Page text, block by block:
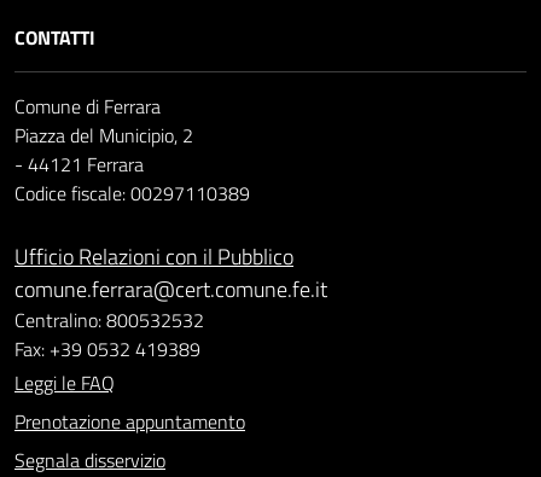
CONTATTI
Comune di Ferrara
Piazza del Municipio, 2
- 44121 Ferrara
Codice fiscale: 00297110389
Ufficio Relazioni con il Pubblico
comune.ferrara@cert.comune.fe.it
Centralino: 800532532
Fax: +39 0532 419389
Leggi le FAQ
Prenotazione appuntamento
Segnala disservizio